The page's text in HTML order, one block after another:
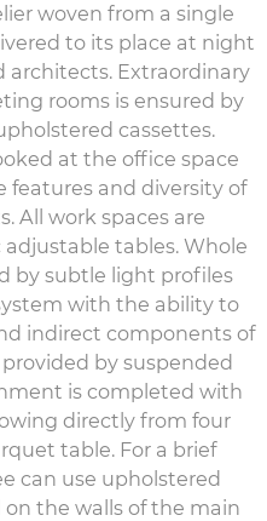
woven from a single
to its place at night
architects. Extraordinary
rooms is ensured by
cassettes.
at the office space
features and diversity of
All work spaces are
tables. Whole
by subtle light profiles
with the ability to
indirect components of
by suspended
is completed with
directly from four
table. For a brief
can use upholstered
the walls of the main